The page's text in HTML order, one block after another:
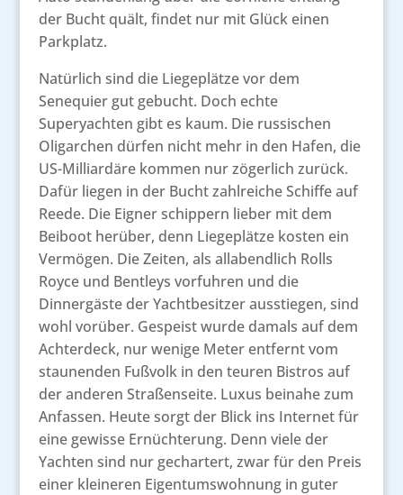
der Bucht quält, findet nur mit Glück einen
Parkplatz.
Natürlich sind die Liegeplätze vor dem
Senequier gut gebucht. Doch echte
Superyachten gibt es kaum. Die russischen
Oligarchen dürfen nicht mehr in den Hafen, die
US-Milliardäre kommen nur zögerlich zurück.
Dafür liegen in der Bucht zahlreiche Schiffe auf
Reede. Die Eigner schippern lieber mit dem
Beiboot herüber, denn Liegeplätze kosten ein
Vermögen. Die Zeiten, als allabendlich Rolls
Royce und Bentleys vorfuhren und die
Dinnergäste der Yachtbesitzer ausstiegen, sind
wohl vorüber. Gespeist wurde damals auf dem
Achterdeck, nur wenige Meter entfernt vom
staunenden Fußvolk in den teuren Bistros auf
der anderen Straßenseite. Luxus beinahe zum
Anfassen. Heute sorgt der Blick ins Internet für
eine gewisse Ernüchterung. Denn viele der
Yachten sind nur gechartert, zwar für den Preis
einer kleineren Eigentumswohnung in guter